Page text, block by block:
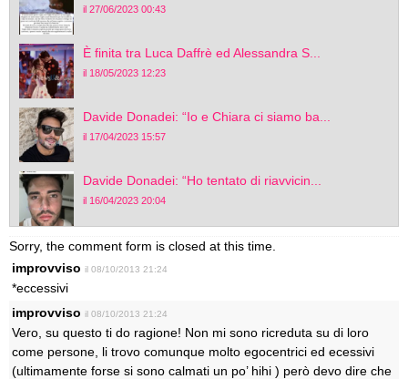
il 27/06/2023 00:43
È finita tra Luca Daffrè ed Alessandra S...
il 18/05/2023 12:23
Davide Donadei: “Io e Chiara ci siamo ba...
il 17/04/2023 15:57
Davide Donadei: “Ho tentato di riavvicin...
il 16/04/2023 20:04
Sorry, the comment form is closed at this time.
improvviso il 08/10/2013 21:24
*eccessivi
improvviso il 08/10/2013 21:24
Vero, su questo ti do ragione! Non mi sono ricreduta su di loro
come persone, li trovo comunque molto egocentrici ed ecessivi
(ultimamente forse si sono calmati un po’ hihi ) però devo dire che